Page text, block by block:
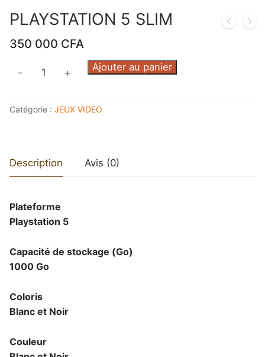
PLAYSTATION 5 SLIM
350 000 CFA
quantité
5
- + Ajouter au panier
Catégorie : JEUX VIDEO
Description Avis (0)
Plateforme
Playstation 5
Capacité de stockage (Go)
1000 Go
Coloris
Blanc et Noir
Couleur